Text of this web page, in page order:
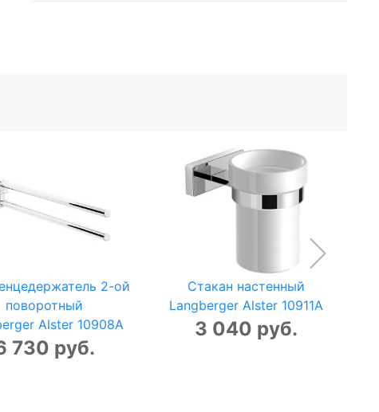
2-ой
поворотный
Alster 10908A
730 руб.
Стакан настенный
Langberger Alster 10911A
3 040 руб.